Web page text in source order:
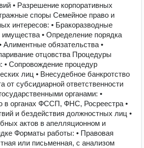
• Разрешение корпоративных
споры Семейное право и
интересов: • Бракоразводные
• Определение порядка
обязательства •
отцовства Процедуры
• Сопровождение процедур
лиц • Внесудебное банкротство
от субсидиарной ответственности
органами: •
в органах ФССП, ФНС, Росреестра •
и бездействия должностных лиц •
актов в апелляционном и
Форматы работы: • Правовая
или письменная, с анализом